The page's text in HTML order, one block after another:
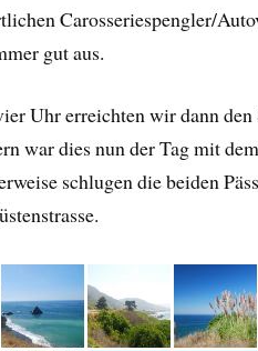
Carosseriespengler/
gut aus.
Uhr erreichten wir dann
war dies nun der Tag mit
schlugen die beiden